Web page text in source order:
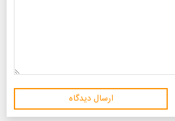
ارسال دیدگاه